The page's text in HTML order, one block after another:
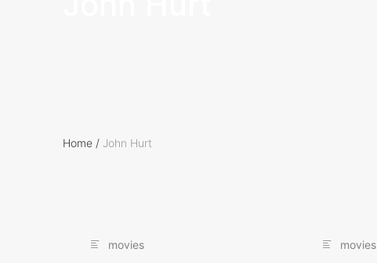
Home / John Hurt
movies movies